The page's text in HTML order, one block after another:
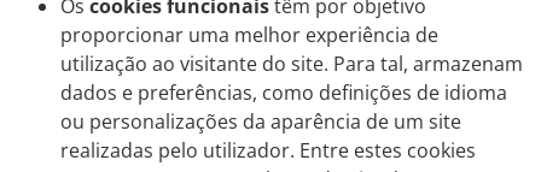
Os cookies funcionaistêm por objetivo
proporcionar uma melhor experiência de
utilização ao visitante do site. Para tal, armazenam
dados e preferências, como definições de idioma
ou personalizações da aparência de um site
realizadas pelo utilizador. Entre estes cookies